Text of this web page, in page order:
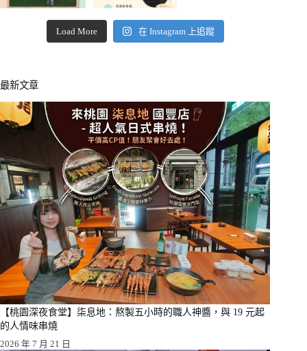
Load More 在 Instagram 上追蹤
最新文章
【桃園深夜食堂】柒息地：熬製五小時的職人神醬，與 19 元起
的人情味串燒
2026 年 7 月 21 日